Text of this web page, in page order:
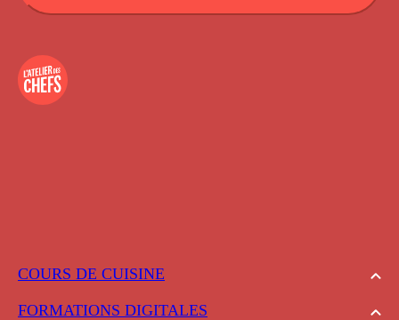
COURS DE CUISINE
FORMATIONS DIGITALES